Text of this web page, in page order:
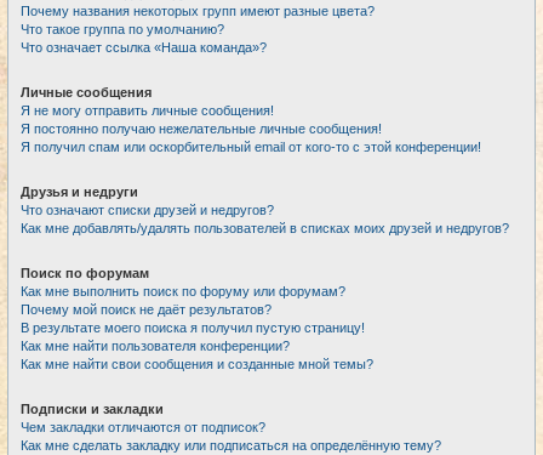
Почему названия некоторых групп имеют разные цвета?
Что такое группа по умолчанию?
Что означает ссылка «Наша команда»?
Личные сообщения
Я не могу отправить личные сообщения!
Я постоянно получаю нежелательные личные сообщения!
Я получил спам или оскорбительный email от кого-то с этой конференции!
Друзья и недруги
Что означают списки друзей и недругов?
Как мне добавлять/удалять пользователей в списках моих друзей и недругов?
Поиск по форумам
Как мне выполнить поиск по форуму или форумам?
Почему мой поиск не даёт результатов?
В результате моего поиска я получил пустую страницу!
Как мне найти пользователя конференции?
Как мне найти свои сообщения и созданные мной темы?
Подписки и закладки
Чем закладки отличаются от подписок?
Как мне сделать закладку или подписаться на определённую тему?